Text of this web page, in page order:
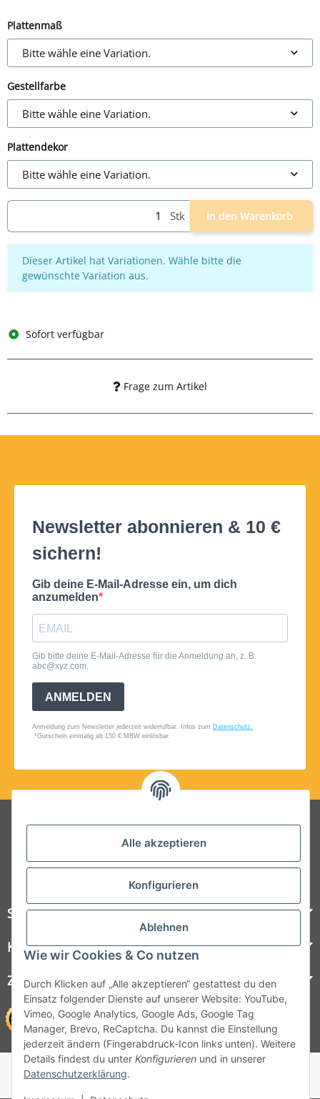
Alle akzeptieren
Konfigurieren
Ablehnen
Wie wir Cookies & Co nutzen
Durch Klicken auf „Alle akzeptieren“ gestattest du den
Einsatz folgender Dienste auf unserer Website: YouTube,
Vimeo, Google Analytics, Google Ads, Google Tag
Manager, Brevo, ReCaptcha. Du kannst die Einstellung
jederzeit ändern (Fingerabdruck-Icon links unten). Weitere
Details findest du unter Konfigurieren und in unserer
Datenschutzerklärung.
Plattenmaß
Bitte wähle eine Variation.
Gestellfarbe
Bitte wähle eine Variation.
Plattendekor
Bitte wähle eine Variation.
Stk In den Warenkorb
x
Dieser Artikel hat Variationen. Wähle bitte die
gewünschte Variation aus.
Sofort verfügbar
Frage zum Artikel
Folgt uns auf Social Media
Steelboxx
Kundenservice
Zahlungsmöglichkeiten
© 1964 - 2026 Lüllmann GmbH